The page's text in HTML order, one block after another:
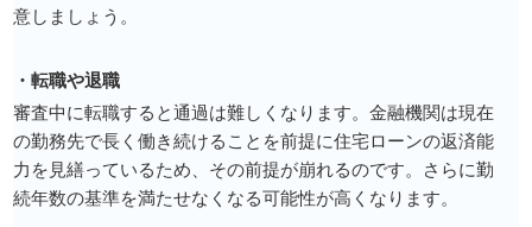
意しましょう。
・転職や退職
審査中に転職すると通過は難しくなります。金融機関は現在
の勤務先で長く働き続けることを前提に住宅ローンの返済能
力を見繕っているため、その前提が崩れるのです。さらに勤
続年数の基準を満たせなくなる可能性が高くなります。